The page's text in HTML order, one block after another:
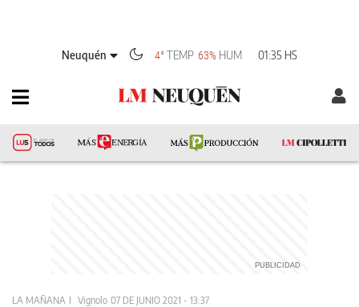
Neuquén 4° TEMP 63% HUM 01:35 HS
LA MAÑANA Vignolo 07 DE JUNIO 2021 - 13:37